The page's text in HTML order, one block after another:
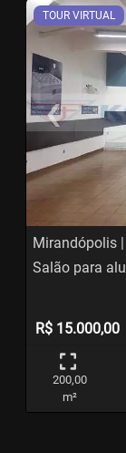
TOUR VIRTUAL
‹
Mirandópolis
Salão para
R$ 15.000,00
200,00
m²